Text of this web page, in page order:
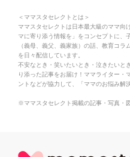
＜ママスタセレクトとは＞
ママスタセレクトは日本最大級のママ向
マに寄り添う情報を」をコンセプトに、
（義母、義父、義家族）の話、教育コ
を日々配信しています。
不安なとき・笑いたいとき・泣きたいと
り添った記事をお届け！ママライター・
ントなどが協力して、「ママのお悩み解
※ママスタセレクト掲載の記事・写真・